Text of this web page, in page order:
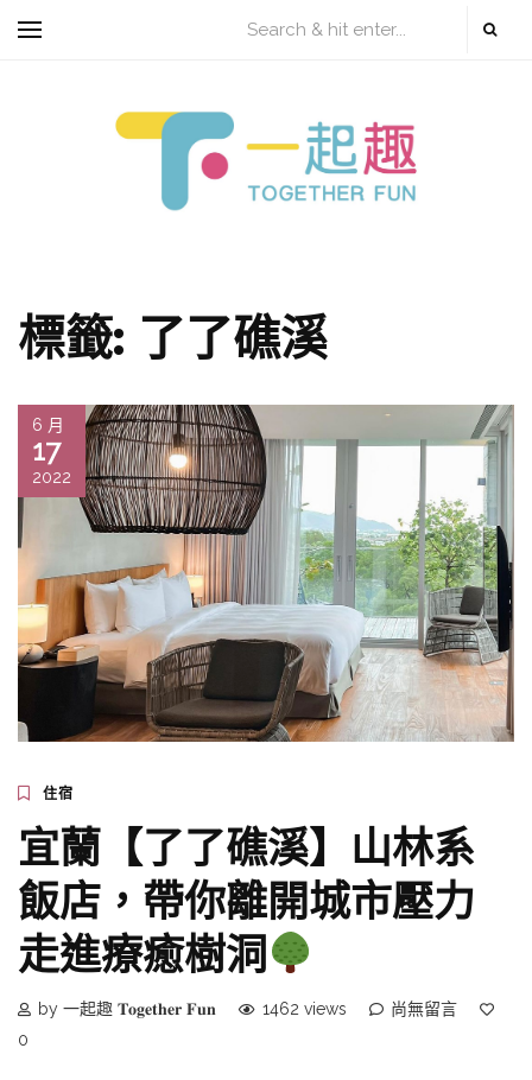
標籤: 了了礁溪
6 月
17
2022
住宿
宜蘭【了了礁溪】山林系
飯店，帶你離開城市壓力
走進療癒樹洞
by 一起趣 𝐓𝐨𝐠𝐞𝐭𝐡𝐞𝐫 𝐅𝐮𝐧 1462 views
尚無留言
0